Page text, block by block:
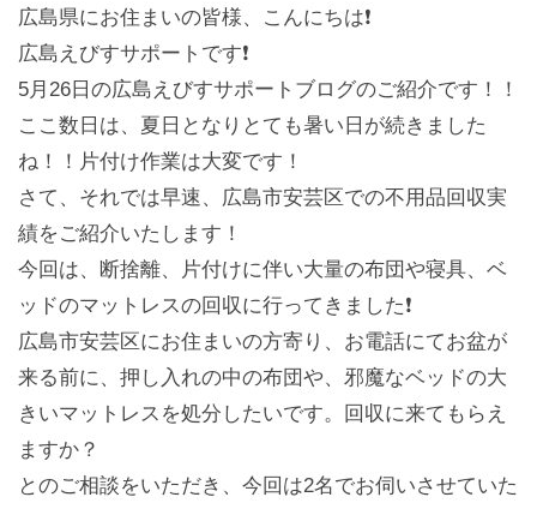
広島県にお住まいの皆様、こんにちは❗️
広島えびすサポートです❗️
5月26日の広島えびすサポートブログのご紹介です！！
ここ数日は、夏日となりとても暑い日が続きました
ね！！片付け作業は大変です！
さて、それでは早速、広島市安芸区での不用品回収実
績をご紹介いたします！
今回は、断捨離、片付けに伴い大量の布団や寝具、ベ
ッドのマットレスの回収に行ってきました❗️
広島市安芸区にお住まいの方寄り、お電話にてお盆が
来る前に、押し入れの中の布団や、邪魔なベッドの大
きいマットレスを処分したいです。回収に来てもらえ
ますか？
とのご相談をいただき、今回は2名でお伺いさせていた